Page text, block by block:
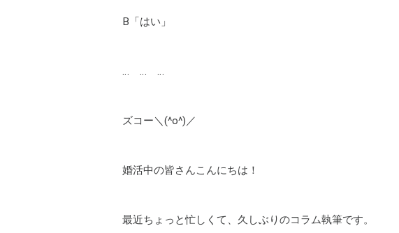
B「はい」
… … …
ズコー＼(^o^)／
婚活中の皆さんこんにちは！
最近ちょっと忙しくて、久しぶりのコラム執筆です。